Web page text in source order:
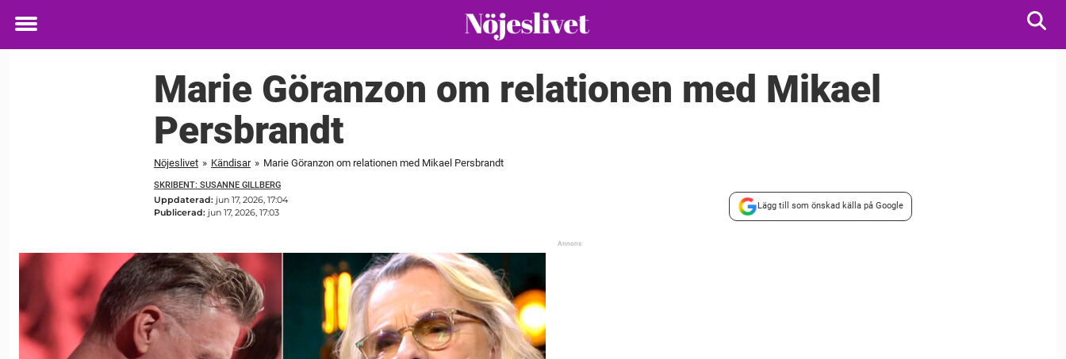
Toggle
Marie Göranzon om relationen med Mikael
Persbrandt
Nöjeslivet » Kändisar » Marie Göranzon om relationen med Mikael Persbrandt
SKRIBENT: SUSANNE GILLBERG
Uppdaterad: jun 17, 2026, 17:04
Publicerad: jun 17, 2026, 17:03
Lägg till som önskad källa på Google